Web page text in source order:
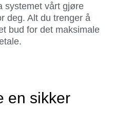
systemet vårt gjøre
deg. Alt du trenger å
bud for det maksimale
en sikker